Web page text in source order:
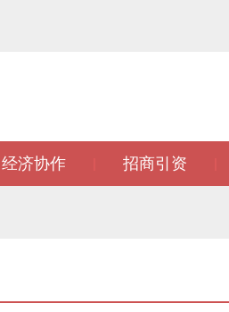
经济协作 招商引资